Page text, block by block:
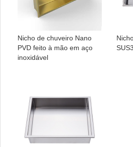
Nicho de chuveiro Nano
PVD feito à mão em aço
inoxidável